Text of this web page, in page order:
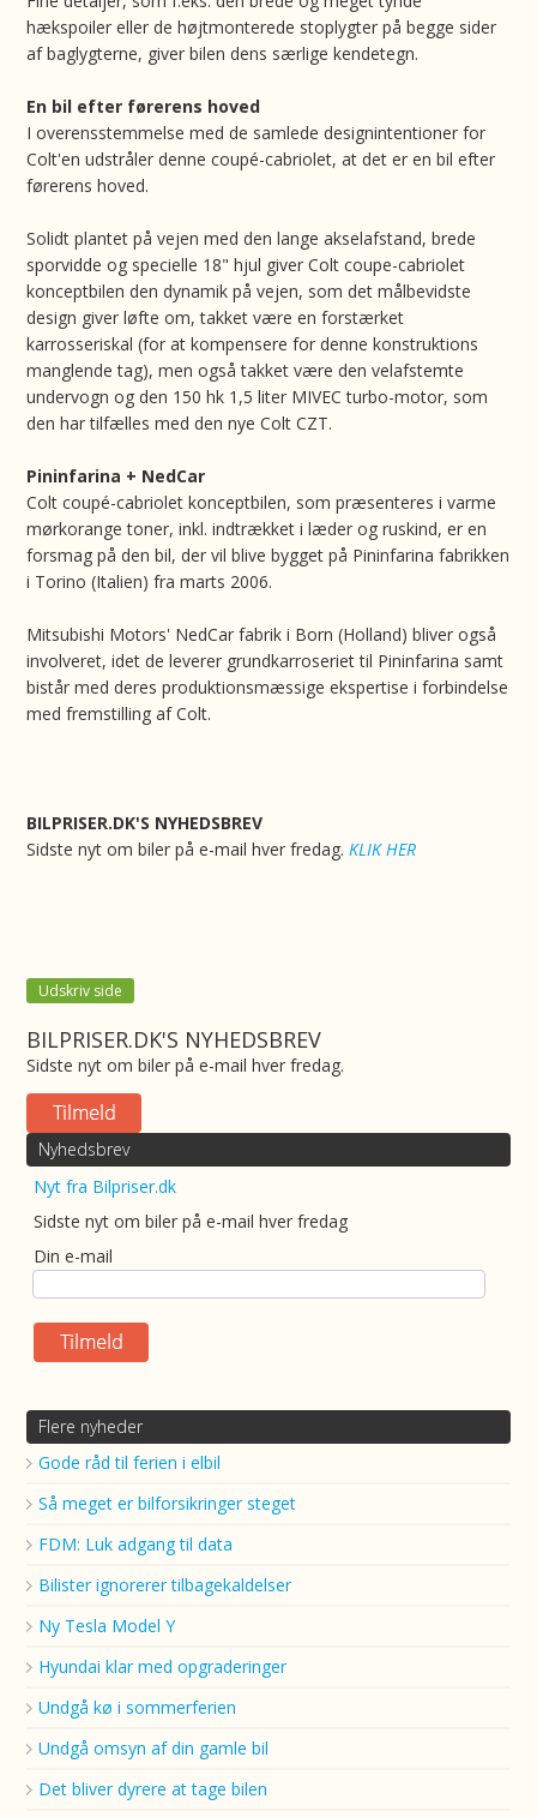
hækspoiler eller de højtmonterede stoplygter på begge sider
af baglygterne, giver bilen dens særlige kendetegn.
En bil efter førerens hoved
I overensstemmelse med de samlede designintentioner for
Colt'en udstråler denne coupé-cabriolet, at det er en bil efter
førerens hoved.
Solidt plantet på vejen med den lange akselafstand, brede
sporvidde og specielle 18" hjul giver Colt coupe-cabriolet
konceptbilen den dynamik på vejen, som det målbevidste
design giver løfte om, takket være en forstærket
karrosseriskal (for at kompensere for denne konstruktions
manglende tag), men også takket være den velafstemte
undervogn og den 150 hk 1,5 liter MIVEC turbo-motor, som
den har tilfælles med den nye Colt CZT.
Pininfarina + NedCar
Colt coupé-cabriolet konceptbilen, som præsenteres i varme
mørkorange toner, inkl. indtrækket i læder og ruskind, er en
forsmag på den bil, der vil blive bygget på Pininfarina fabrikken
i Torino (Italien) fra marts 2006.
Mitsubishi Motors' NedCar fabrik i Born (Holland) bliver også
involveret, idet de leverer grundkarroseriet til Pininfarina samt
bistår med deres produktionsmæssige ekspertise i forbindelse
med fremstilling af Colt.
BILPRISER.DK'S NYHEDSBREV
Sidste nyt om biler på e-mail hver fredag.KLIK HER
Udskriv side
BILPRISER.DK'S NYHEDSBREV
Sidste nyt om biler på e-mail hver fredag.
Nyhedsbrev
Nyt fra Bilpriser.dk
Sidste nyt om biler på e-mail hver fredag
Din e-mail
Flere nyheder
Gode råd til ferien i elbil
Så meget er bilforsikringer steget
FDM: Luk adgang til data
Bilister ignorerer tilbagekaldelser
Ny Tesla Model Y
Hyundai klar med opgraderinger
Undgå kø i sommerferien
Undgå omsyn af din gamle bil
Det bliver dyrere at tage bilen